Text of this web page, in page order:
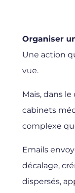
Organiser
Une action
vue.
Mais, dans
cabinets
complexe
Emails
décalage,
dispersés,